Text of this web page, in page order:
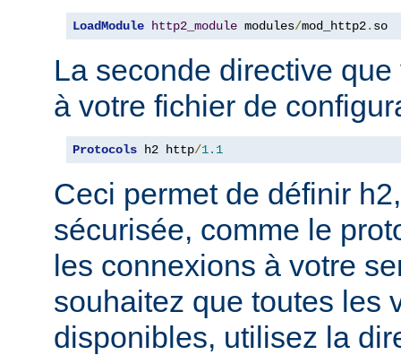
LoadModule http2_module modules/mod_http2. so
La seconde directive
à votre fichier de
Protocols h2 http/1.1
Ceci permet de définir
sécurisée, comme le
les connexions à votre
souhaitez que toutes les
disponibles, utilisez la